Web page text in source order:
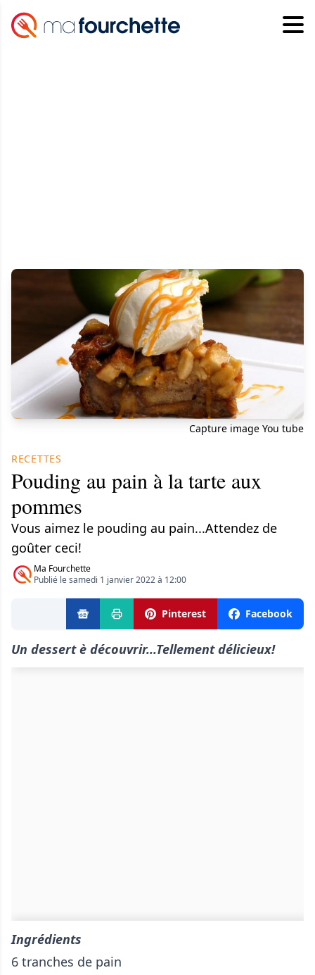
Capture image You tube
RECETTES
Pouding au pain à la tarte aux
pommes
Vous aimez le pouding au pain...Attendez de
goûter ceci!
Ma Fourchette
Publié le samedi 1 janvier 2022 à 12:00
Pinterest Facebook
Un dessert è découvrir...Tellement délicieux!
Ingrédients
6 tranches de pain